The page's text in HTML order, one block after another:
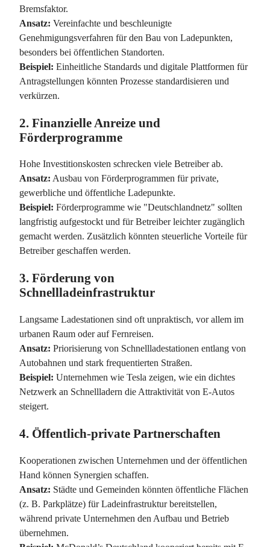
Bremsfaktor.
Ansatz: Vereinfachte und beschleunigte
Genehmigungsverfahren für den Bau von Ladepunkten,
besonders bei öffentlichen Standorten.
Beispiel: Einheitliche Standards und digitale Plattformen für
Antragstellungen könnten Prozesse standardisieren und
verkürzen.
2. Finanzielle Anreize und
Förderprogramme
Hohe Investitionskosten schrecken viele Betreiber ab.
Ansatz: Ausbau von Förderprogrammen für private,
gewerbliche und öffentliche Ladepunkte.
Beispiel: Förderprogramme wie "Deutschlandnetz" sollten
langfristig aufgestockt und für Betreiber leichter zugänglich
gemacht werden. Zusätzlich könnten steuerliche Vorteile für
Betreiber geschaffen werden.
3. Förderung von
Schnellladeinfrastruktur
Langsame Ladestationen sind oft unpraktisch, vor allem im
urbanen Raum oder auf Fernreisen.
Ansatz: Priorisierung von Schnellladestationen entlang von
Autobahnen und stark frequentierten Straßen.
Beispiel: Unternehmen wie Tesla zeigen, wie ein dichtes
Netzwerk an Schnellladern die Attraktivität von E-Autos
steigert.
4. Öffentlich-private Partnerschaften
Kooperationen zwischen Unternehmen und der öffentlichen
Hand können Synergien schaffen.
Ansatz: Städte und Gemeinden könnten öffentliche Flächen
(z. B. Parkplätze) für Ladeinfrastruktur bereitstellen,
während private Unternehmen den Aufbau und Betrieb
übernehmen.